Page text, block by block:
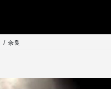
奈良